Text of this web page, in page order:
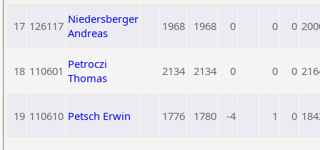
17 126117 Niedersberger
Andreas
1968 1968 0 0 0
18 110601 Petroczi
Thomas
2134 2134 0 0 0
19 110610 Petsch Erwin 1776 1780 -4 1 0